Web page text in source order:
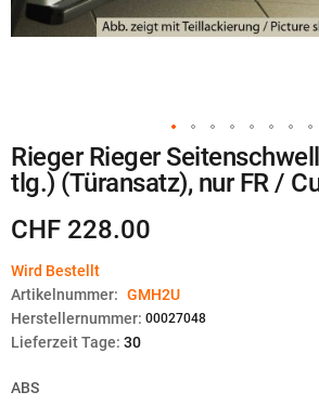
Zum
Anfang
der
Bildgalerie
Rieger Rieger
tlg.) (Türansatz), nur FR /
CHF 228.00
Wird Bestellt
Artikelnummer: GMH2U
Herstellernummer: 00027048
Lieferzeit Tage: 30
ABS